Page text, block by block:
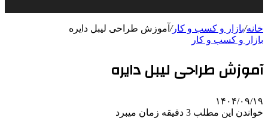
خانه/بازار و کسب و کار/ آموزش طراحی لیبل دایره
بازار و کسب و کار
آموزش طراحی لیبل دایره
۱۴۰۴/۰۹/۱۹
خواندن این مطلب 3 دقیقه زمان میبرد